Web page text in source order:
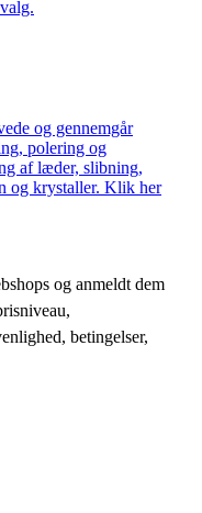
og gennemgår
polering og
af læder, slibning,
og krystaller. Klik her
og anmeldt dem
betingelser,